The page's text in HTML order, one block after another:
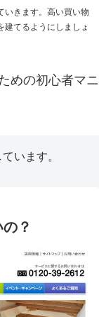
いきます。高い買い物
建てるようにしましょ
めの初心者マニ
います。
？